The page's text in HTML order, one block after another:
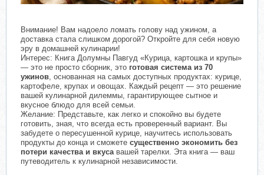
Внимание! Вам надоело ломать голову над ужином, а
доставка стала слишком дорогой? Откройте для себя новую
эру в домашней кулинарии!
Интерес: Книга Долумны Павгуд «Курица, картошка и крупы»
— это не просто сборник, это готовая система из 70
ужинов, основанная на самых доступных продуктах: курице,
картофеле, крупах и овощах. Каждый рецепт — это решение
вашей кулинарной дилеммы, гарантирующее сытное и
вкусное блюдо для всей семьи.
Желание: Представьте, как легко и спокойно вы будете
готовить, зная, что всегда есть проверенный вариант. Вы
забудете о пересушенной курице, научитесь использовать
продукты до конца и сможете существенно экономить без
потери качества и вкусавашей тарелки. Эта книга — ваш
путеводитель к кулинарной независимости.